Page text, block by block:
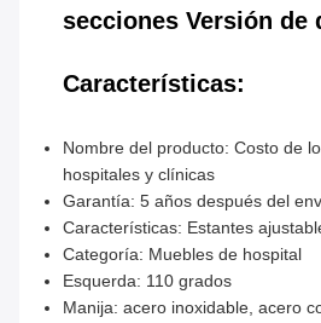
secciones Versión de
Características:
Nombre del producto: Costo de
hospitales y clínicas
Garantía: 5 años después del
Características: Estantes
Categoría: Muebles de hospital
Esquerda: 110 grados
Manija: acero inoxidable, acero